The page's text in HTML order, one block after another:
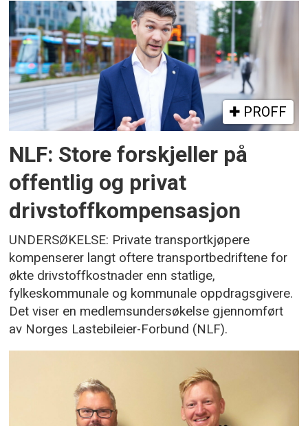
PROFF
NLF: Store forskjeller på
offentlig og privat
drivstoffkompensasjon
UNDERSØKELSE: Private transportkjøpere
kompenserer langt oftere transportbedriftene for
økte drivstoffkostnader enn statlige,
fylkeskommunale og kommunale oppdragsgivere.
Det viser en medlemsundersøkelse gjennomført
av Norges Lastebileier-Forbund (NLF).